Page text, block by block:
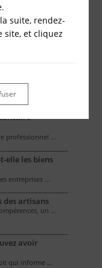
professionnel …
elle les biens
entreprises …
des artisans
un …
avoir
qui informe …
suite, rendez-
site, et cliquez